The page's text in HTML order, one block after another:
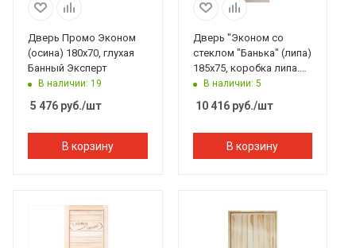
Дверь Промо Эконом
(осина) 180х70, глухая
Банный Эксперт
В наличии: 19
5 476 руб./шт
В корзину
Дверь "Эконом со
стеклом "Банька" (липа)
185х75, коробка липа.
Банный Эксперт
В наличии: 5
10 416руб./шт
В корзину